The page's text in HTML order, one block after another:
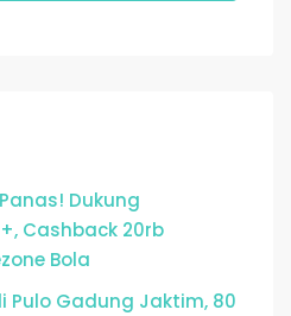
Dukung
Cashback 20rb
Bola
Pulo Gadung Jaktim, 80